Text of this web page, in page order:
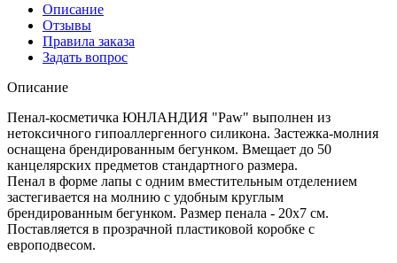
Описание
Отзывы
Правила заказа
Задать вопрос
Описание
Пенал-косметичка ЮНЛАНДИЯ "Paw" выполнен из
нетоксичного гипоаллергенного силикона. Застежка-молния
оснащена брендированным бегунком. Вмещает до 50
канцелярских предметов стандартного размера.
Пенал в форме лапы с одним вместительным отделением
застегивается на молнию с удобным круглым
брендированным бегунком. Размер пенала - 20х7 см.
Поставляется в прозрачной пластиковой коробке с
европодвесом.